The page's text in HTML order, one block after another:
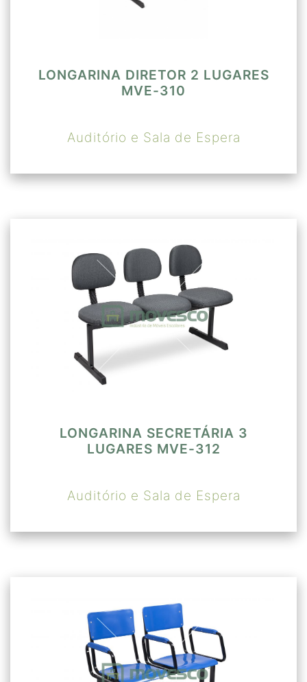
LONGARINA DIRETOR 2 LUGARES
MVE-310
Auditório e Sala de Espera
LONGARINA SECRETÁRIA 3
LUGARES MVE-312
Auditório e Sala de Espera